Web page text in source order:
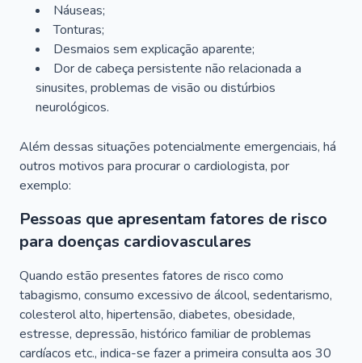
Náuseas;
Tonturas;
Desmaios sem explicação aparente;
Dor de cabeça persistente não relacionada a
sinusites, problemas de visão ou distúrbios
neurológicos.
Além dessas situações potencialmente emergenciais, há
outros motivos para procurar o cardiologista, por
exemplo:
Pessoas que apresentam fatores de risco
para doenças cardiovasculares
Quando estão presentes fatores de risco como
tabagismo, consumo excessivo de álcool, sedentarismo,
colesterol alto, hipertensão, diabetes, obesidade,
estresse, depressão, histórico familiar de problemas
cardíacos etc., indica-se fazer a primeira consulta aos 30